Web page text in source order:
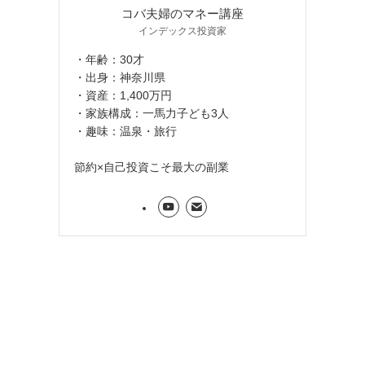
コバ夫婦のマネー講座
インデックス投資家
・年齢：30才
・出身：神奈川県
・資産：1,400万円
・家族構成：一馬力子ども3人
・趣味：温泉・旅行
節約×自己投資こそ最大の副業